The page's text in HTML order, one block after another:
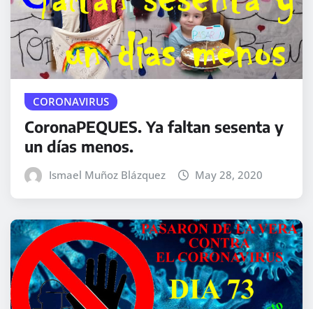
CORONAVIRUS
CoronaPEQUES. Ya faltan sesenta y
un días menos.
Ismael Muñoz Blázquez May 28, 2020